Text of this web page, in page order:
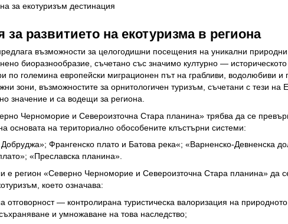
за екотуризъм дестинация
за развитието на екотуризма в региона
възможности за целогодишни посещения на уникални
биоразнообразие, съчетано със значимо културно —
по големина европейски миграционен път на грабливи, водолюбиви
зони, възможностите за орнитологичен туризъм, съчетани с тези на
значение и са водещи за региона.
Черноморие и Североизточна Стара планина» трябва да се
основата на териториално обособените клъстърни системи:
Франгенско плато и Батова река«; «Варненско-Девненска
«Преславска планина».
е регион «Северно Черноморие и Североизточна Стара планина» да
което означава:
отговорност — контролирана туристическа валоризация на
и умножаване на това наследство;